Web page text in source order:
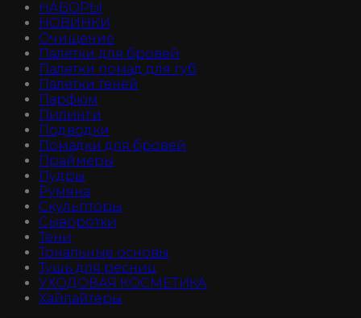
НАБОРЫ
НОВИНКИ
Очищение
Палетки для бровей
Палетки помад для губ
Палетки теней
Парфюм
Пилинги
Подводки
Помадки для бровей
Праймеры
Пудры
Румяна
Скульпторы
Сыворотки
Тени
Тональные основы
Тушь для ресниц
УХОДОВАЯ КОСМЕТИКА
Хайлайтеры